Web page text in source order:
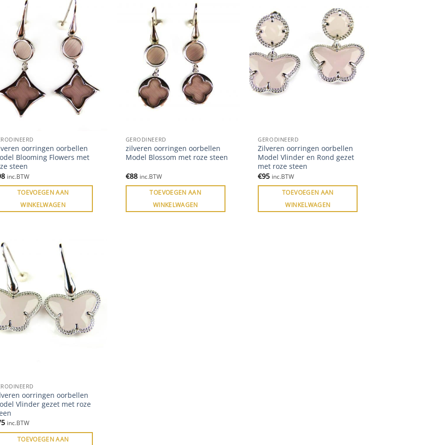
oorringen oorbellen
Blooming Flowers met
steen
inc.BTW
TOEVOEGEN AAN
WINKELWAGEN
GERODINEERD
zilveren oorringen oorbellen
Model Blossom met roze steen
€88 inc.BTW
TOEVOEGEN AAN
WINKELWAGEN
GERODINEERD
Zilveren oorringen oorbellen
Model Vlinder en Rond gezet
met roze steen
€95 inc.BTW
TOEVOEGEN AAN
WINKELWAGEN
oorringen oorbellen
Vlinder gezet met roze
inc.BTW
TOEVOEGEN AAN